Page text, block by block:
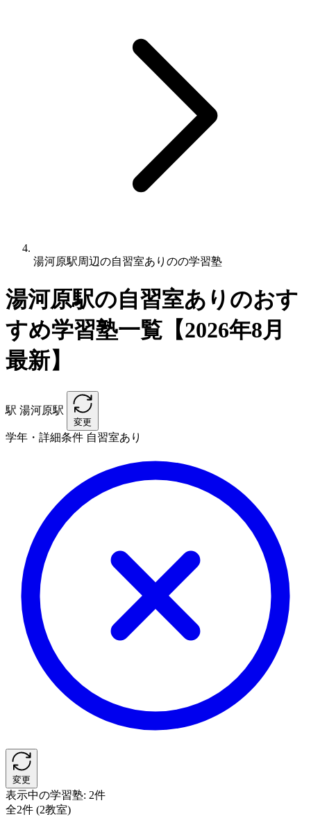
湯河原駅周辺の自習室ありのの学習塾
湯河原駅の自習室ありのおす
すめ学習塾一覧【2026年8月
最新】
駅 湯河原駅
変更
学年・詳細条件 自習室あり
変更
表示中の学習塾: 2件
全2件 (2教室)